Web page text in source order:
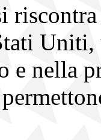
Uniti,
e nella